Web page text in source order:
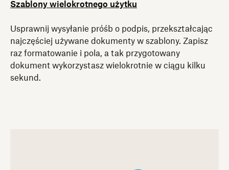
Szablony wielokrotnego użytku
Usprawnij wysyłanie próśb o podpis, przekształcając
najczęściej używane dokumenty w szablony. Zapisz
raz formatowanie i pola, a tak przygotowany
dokument wykorzystasz wielokrotnie w ciągu kilku
sekund.